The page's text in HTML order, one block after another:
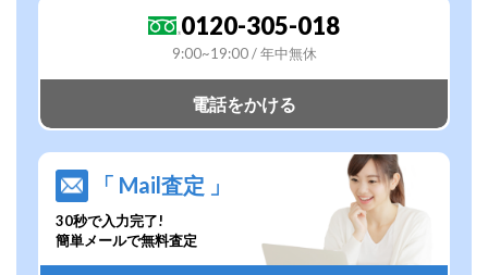
0120-305-018
9:00~19:00 / 年中無休
電話をかける
「 Mail査定 」
30秒で入力完了!
簡単メールで無料査定